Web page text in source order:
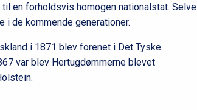
en forholdsvis homogen nationalstat. Selve
de kommende generationer.
i 1871 blev forenet i Det Tyske
var blev Hertugdømmerne blevet